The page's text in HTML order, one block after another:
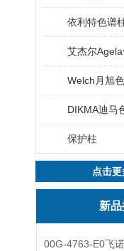
依利特色谱
艾杰尔
Welch月旭
DIKMA迪马
保护柱
点击
新